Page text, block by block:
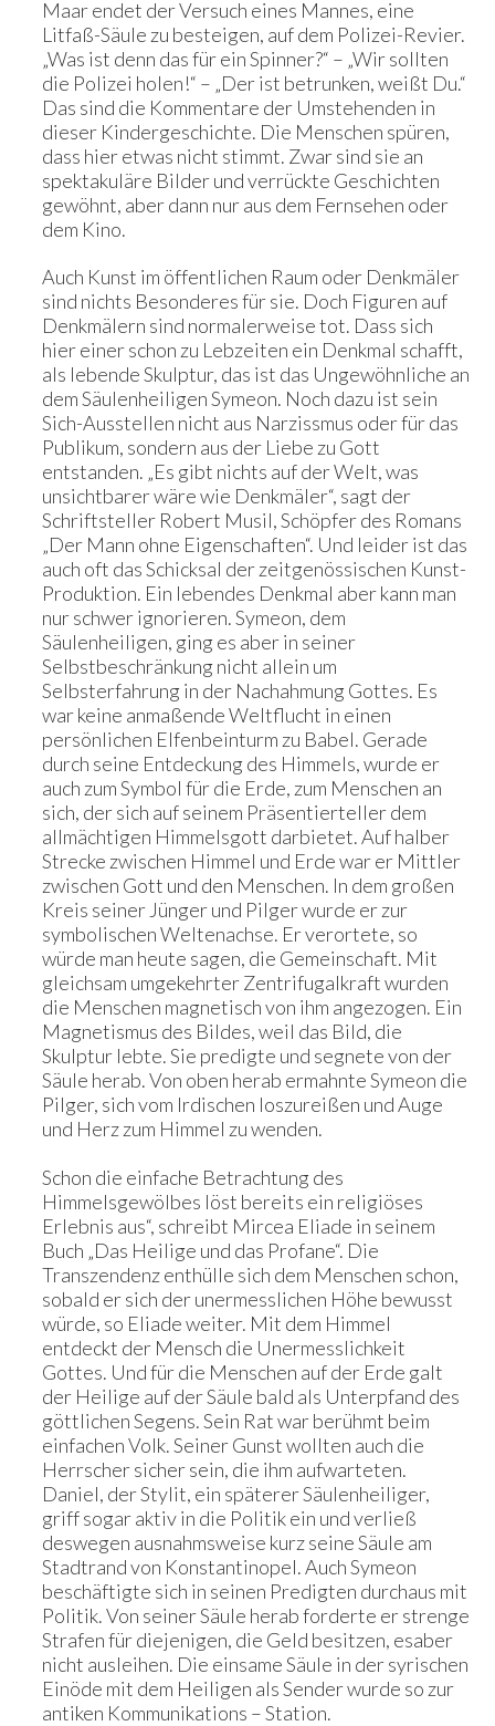
Maar endet der Versuch eines Mannes, eine
Litfaß-Säule zu besteigen, auf dem Polizei-Revier.
„Was ist denn das für ein Spinner?“ – „Wir sollten
die Polizei holen!“ – „Der ist betrunken, weißt Du.“
Das sind die Kommentare der Umstehenden in
dieser Kindergeschichte. Die Menschen spüren,
dass hier etwas nicht stimmt. Zwar sind sie an
spektakuläre Bilder und verrückte Geschichten
gewöhnt, aber dann nur aus dem Fernsehen oder
dem Kino.
Auch Kunst im öffentlichen Raum oder Denkmäler
sind nichts Besonderes für sie. Doch Figuren auf
Denkmälern sind normalerweise tot. Dass sich
hier einer schon zu Lebzeiten ein Denkmal schafft,
als lebende Skulptur, das ist das Ungewöhnliche an
dem Säulenheiligen Symeon. Noch dazu ist sein
Sich-Ausstellen nicht aus Narzissmus oder für das
Publikum, sondern aus der Liebe zu Gott
entstanden. „Es gibt nichts auf der Welt, was
unsichtbarer wäre wie Denkmäler“, sagt der
Schriftsteller Robert Musil, Schöpfer des Romans
„Der Mann ohne Eigenschaften“. Und leider ist das
auch oft das Schicksal der zeitgenössischen Kunst-
Produktion. Ein lebendes Denkmal aber kann man
nur schwer ignorieren. Symeon, dem
Säulenheiligen, ging es aber in seiner
Selbstbeschränkung nicht allein um
Selbsterfahrung in der Nachahmung Gottes. Es
war keine anmaßende Weltflucht in einen
persönlichen Elfenbeinturm zu Babel. Gerade
durch seine Entdeckung des Himmels, wurde er
auch zum Symbol für die Erde, zum Menschen an
sich, der sich auf seinem Präsentierteller dem
allmächtigen Himmelsgott darbietet. Auf halber
Strecke zwischen Himmel und Erde war er Mittler
zwischen Gott und den Menschen. In dem großen
Kreis seiner Jünger und Pilger wurde er zur
symbolischen Weltenachse. Er verortete, so
würde man heute sagen, die Gemeinschaft. Mit
gleichsam umgekehrter Zentrifugalkraft wurden
die Menschen magnetisch von ihm angezogen. Ein
Magnetismus des Bildes, weil das Bild, die
Skulptur lebte. Sie predigte und segnete von der
Säule herab. Von oben herab ermahnte Symeon die
Pilger, sich vom Irdischen loszureißen und Auge
und Herz zum Himmel zu wenden.
Schon die einfache Betrachtung des
Himmelsgewölbes löst bereits ein religiöses
Erlebnis aus“, schreibt Mircea Eliade in seinem
Buch „Das Heilige und das Profane“. Die
Transzendenz enthülle sich dem Menschen schon,
sobald er sich der unermesslichen Höhe bewusst
würde, so Eliade weiter. Mit dem Himmel
entdeckt der Mensch die Unermesslichkeit
Gottes. Und für die Menschen auf der Erde galt
der Heilige auf der Säule bald als Unterpfand des
göttlichen Segens. Sein Rat war berühmt beim
einfachen Volk. Seiner Gunst wollten auch die
Herrscher sicher sein, die ihm aufwarteten.
Daniel, der Stylit, ein späterer Säulenheiliger,
griff sogar aktiv in die Politik ein und verließ
deswegen ausnahmsweise kurz seine Säule am
Stadtrand von Konstantinopel. Auch Symeon
beschäftigte sich in seinen Predigten durchaus mit
Politik. Von seiner Säule herab forderte er strenge
Strafen für diejenigen, die Geld besitzen, esaber
nicht ausleihen. Die einsame Säule in der syrischen
Einöde mit dem Heiligen als Sender wurde so zur
antiken Kommunikations – Station.